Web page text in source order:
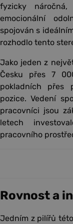
fyzicky
emocionální
spojován s
rozhodlo tento
Jako jeden z
Česku přes 7
pokladních přes
pozice. Vedení
pracovníci jsou
letech
pracovního
Rovnost a
Jedním z pilířů